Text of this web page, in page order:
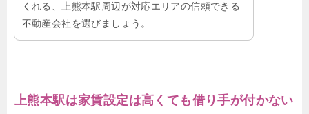
くれる、上熊本駅周辺が対応エリアの信頼できる
不動産会社を選びましょう。
上熊本駅は家賃設定は高くても借り手が付かない